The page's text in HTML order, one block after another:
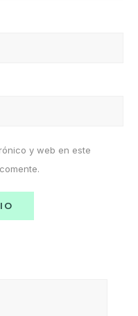
y web en este